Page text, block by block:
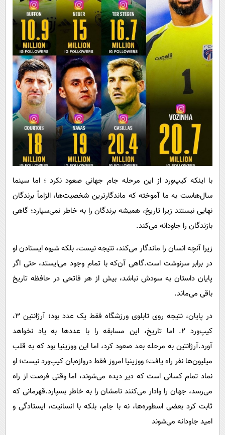
با اینکه کیپ‌ورد از این مرحله جام جهانی صعود نکرد ؛ اما سینما
سال‌هاست به ما آموخته که ماندگارترین شخصیت‌ها، الزاماً برندگان
نهایی نیستند زیرا تاریخ، همیشه برندگان را به خاطر نمی‌سپارد؛ گاهی
بازندگان را جاودانه می‌کند.
زیرا آنچه انسان را ماندگار می‌کند، نتیجه نیست، بلکه شیوه ایستادن او
در برابر سرنوشت است.گاهی آن‌که با تمام وجود می‌ایستد، حتی اگر
پایان داستان به سودش نباشد، بیش از هر فاتحی در حافظه تاریخ
باقی می‌ماند.
در پایان، نتیجه روی تابلوی ورزشگاه فقط یک عدد بود؛ آرژانتین ۳،
کیپ‌ورد ۲. اما تاریخ، این مسابقه را با عددها به یاد نخواهد
آورد.آرژانتین به مرحله بعد صعود کرد، اما این ووزینیا بود که به قلب
میلیون‌ها نفر راه یافت؛ ووزینیا امروز فقط دروازه‌بان کیپ‌ورد نیست؛ او
نماد تمام کسانی است که دیر دیده می‌شوند، اما وقتی فرصت از راه
می‌رسد، جهان را وادار می‌کنند نامشان را به خاطر بسپارد.قهرمانی که
ثابت کرد بعضی اسطوره‌ها، نه با جام، بلکه با انسانیت، ایستادگی و
امید جاودانه می‌شوند